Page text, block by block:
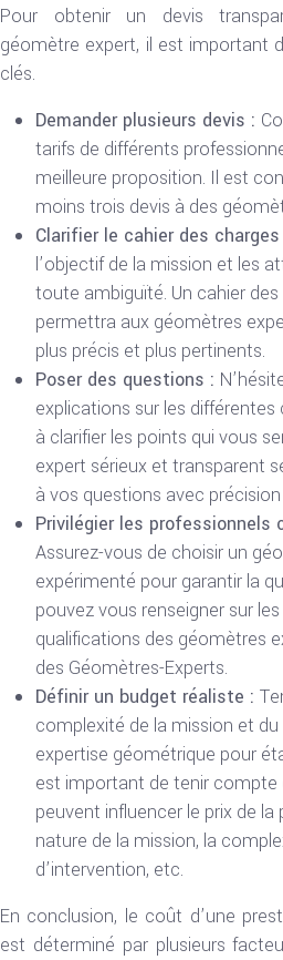
Pour obtenir un devis
géomètre expert, il est important
clés.
Demander plusieurs devis :
tarifs de différents
meilleure proposition. Il est
moins trois devis à des
Clarifier le cahier des charges
l’objectif de la mission et les
toute ambiguïté. Un cahier
permettra aux géomètres
plus précis et plus pertinents.
Poser des questions :
explications sur les
à clarifier les points qui vous
expert sérieux et transparent
à vos questions avec
Privilégier les
Assurez-vous de choisir un
expérimenté pour garantir la
pouvez vous renseigner sur
qualifications des géomètres
des Géomètres-Experts.
Définir un budget réaliste :
complexité de la mission et
expertise géométrique pour
est important de tenir compte
peuvent influencer le prix de
nature de la mission, la
d’intervention, etc.
En conclusion, le coût d’une
est déterminé par plusieurs